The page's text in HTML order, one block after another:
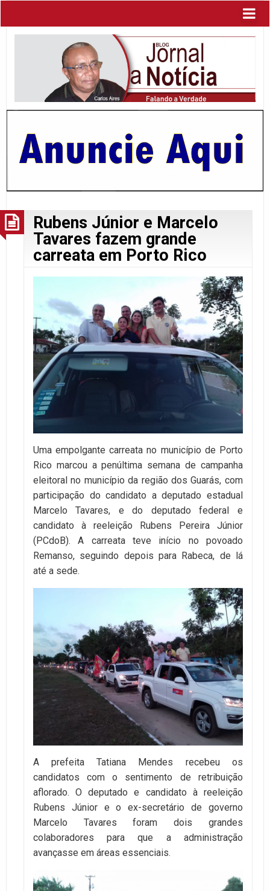
Rubens Júnior e Marcelo
Tavares fazem grande
carreata em Porto Rico
Uma empolgante carreata no município de Porto
Rico marcou a penúltima semana de campanha
eleitoral no município da região dos Guarás, com
participação do candidato a deputado estadual
Marcelo Tavares, e do deputado federal e
candidato à reeleição Rubens Pereira Júnior
(PCdoB). A carreata teve início no povoado
Remanso, seguindo depois para Rabeca, de lá
até a sede.
A prefeita Tatiana Mendes recebeu os
candidatos com o sentimento de retribuição
aflorado. O deputado e candidato à reeleição
Rubens Júnior e o ex-secretário de governo
Marcelo Tavares foram dois grandes
colaboradores para que a administração
avançasse em áreas essenciais.